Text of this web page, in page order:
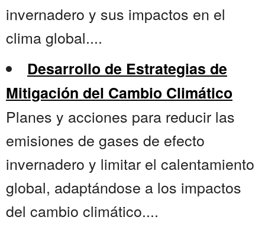
invernadero y sus impactos en el
clima global....
Desarrollo de Estrategias de
Mitigación del Cambio Climático
Planes y acciones para reducir las
emisiones de gases de efecto
invernadero y limitar el calentamiento
global, adaptándose a los impactos
del cambio climático....